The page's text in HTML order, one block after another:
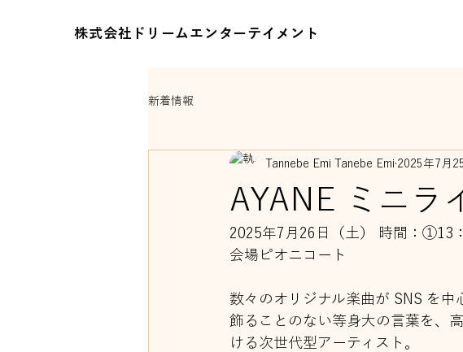
株式会社ドリームエンターテイメント
新着情報
AYANE ミニラ
Tannebe Emi Tanebe Emi 2025年7月
2025年7月26日（土） 時間：①13
会場ピオニコート
数々のオリジナル楽曲が SNS を中
飾ることのない等身大の言葉を、
ける次世代型アーティスト。